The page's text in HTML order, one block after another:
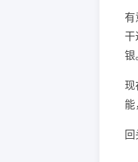
有
干
银
现
回